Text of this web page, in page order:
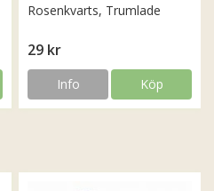
Rosenkvarts, Trumlade
29 kr
Info Köp